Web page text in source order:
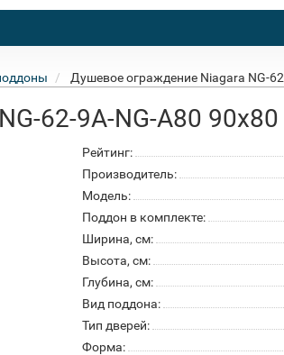
Душевое ограждение Niagara NG-
62-9A-NG-A80 90x80
Рейтинг:
Производитель:
Модель:
Поддон в комплекте:
Ширина, см:
Высота, см:
Глубина, см:
Вид поддона:
Тип дверей:
Форма: